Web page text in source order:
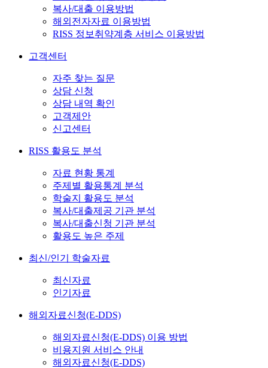
복사/대출 이용방법
해외전자자료 이용방법
RISS 정보취약계층 서비스 이용방법
고객센터
자주 찾는 질문
상담 신청
상담 내역 확인
고객제안
신고센터
RISS 활용도 분석
자료 현황 통계
주제별 활용통계 분석
학술지 활용도 분석
복사/대출제공 기관 분석
복사/대출신청 기관 분석
활용도 높은 주제
최신/인기 학술자료
최신자료
인기자료
해외자료신청(E-DDS)
해외자료신청(E-DDS) 이용 방법
비용지원 서비스 안내
해외자료신청(E-DDS)